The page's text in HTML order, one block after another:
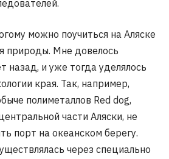
можно поучиться на Аляске
природы. Мне довелось
назад, и уже тогда уделялось
края. Так, например,
полиметаллов Red dog,
части Аляски, не
порт на океанском берегу.
через специально